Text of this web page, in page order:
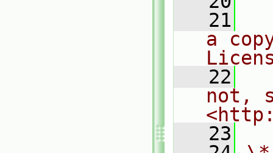
   21
a
   22
not,
   23